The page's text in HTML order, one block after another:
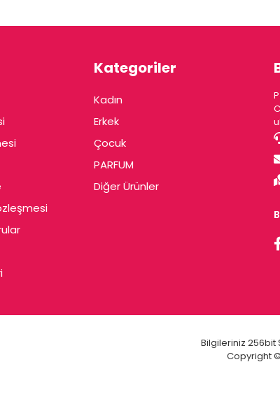
Kategoriler
Kadın
Erkek
Çocuk
PARFUM
Diğer Ürünler
Bilgileriniz 256bit
Copyright ©